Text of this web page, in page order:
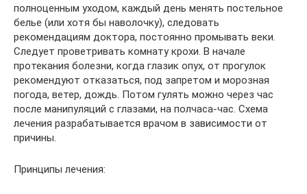
полноценным уходом, каждый день менять постельное
белье (или хотя бы наволочку), следовать
рекомендациям доктора, постоянно промывать веки.
Следует проветривать комнату крохи. В начале
протекания болезни, когда глазик опух, от прогулок
рекомендуют отказаться, под запретом и морозная
погода, ветер, дождь. Потом гулять можно через час
после манипуляций с глазами, на полчаса-час. Схема
лечения разрабатывается врачом в зависимости от
причины.
Принципы лечения: